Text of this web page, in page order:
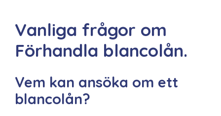
Vanliga frågor om
Förhandla blancolån.
Vem kan ansöka om ett
blancolån?